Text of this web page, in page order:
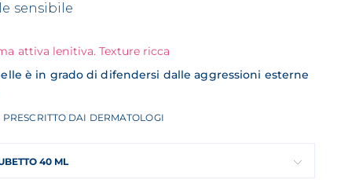
sensibile
attiva lenitiva. Texture ricca
è in grado di difendersi dalle aggressioni esterne
PRESCRITTO DAI DERMATOLOGI
40 ML